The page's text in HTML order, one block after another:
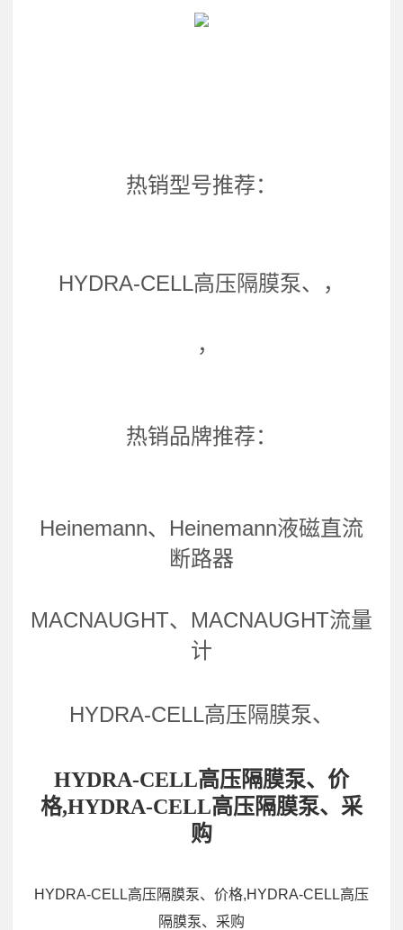
热销型号推荐：
HYDRA-CELL高压隔膜泵、，
，
热销品牌推荐：
Heinemann、Heinemann液磁直流
断路器
MACNAUGHT、MACNAUGHT流量
计
HYDRA-CELL高压隔膜泵、
HYDRA-CELL高压隔膜泵、价
格,HYDRA-CELL高压隔膜泵、采
购
HYDRA-CELL高压隔膜泵、价格,HYDRA-CELL高压
隔膜泵、采购